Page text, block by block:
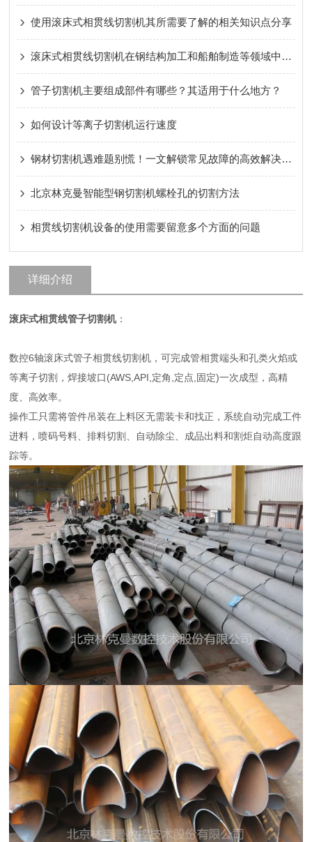
使用滚床式相贯线切割机其所需要了解的相关知识点分享
滚床式相贯线切割机在钢结构加工和船舶制造等领域中发挥着重要作用
管子切割机主要组成部件有哪些？其适用于什么地方？
如何设计等离子切割机运行速度
钢材切割机遇难题别慌！一文解锁常见故障的高效解决思路
北京林克曼智能型钢切割机螺栓孔的切割方法
相贯线切割机设备的使用需要留意多个方面的问题
详细介绍
滚床式相贯线管子切割机：
数控6轴滚床式管子相贯线切割机，可完成管相贯端头和孔类火焰或
等离子切割，焊接坡口(AWS,API,定角,定点,固定)一次成型，高精
度、高效率。
操作工只需将管件吊装在上料区无需装卡和找正，系统自动完成工件
进料，喷码号料、排料切割、自动除尘、成品出料和割炬自动高度跟
踪等。